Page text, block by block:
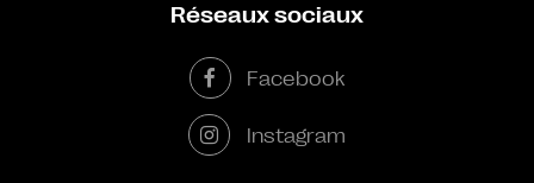
Réseaux sociaux
Facebook
Instagram